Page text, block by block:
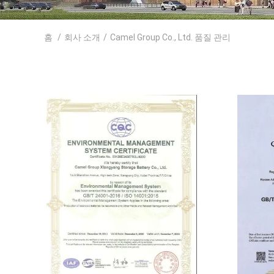
홈 / 회사 소개 / Camel Group Co., Ltd. 품질 관리